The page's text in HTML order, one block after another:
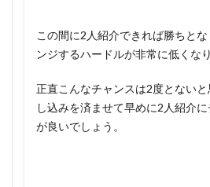
この間に2人紹介できれば勝ちと
ンジするハードルが非常に低くな
正直こんなチャンスは2度とない
し込みを済ませて早めに2人紹介
が良いでしょう。